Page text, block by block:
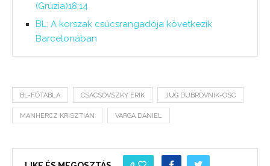
(Grúzia)18:14
BL: A korszak csúcsrangadója következik
Barcelonában
BL-FŐTÁBLA CSACSOVSZKY ERIK JUG DUBROVNIK-OSC
MANHERCZ KRISZTIÁN VARGA DÁNIEL